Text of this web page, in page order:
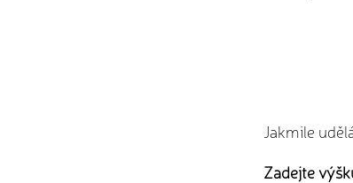
Jakmile
Zadejte